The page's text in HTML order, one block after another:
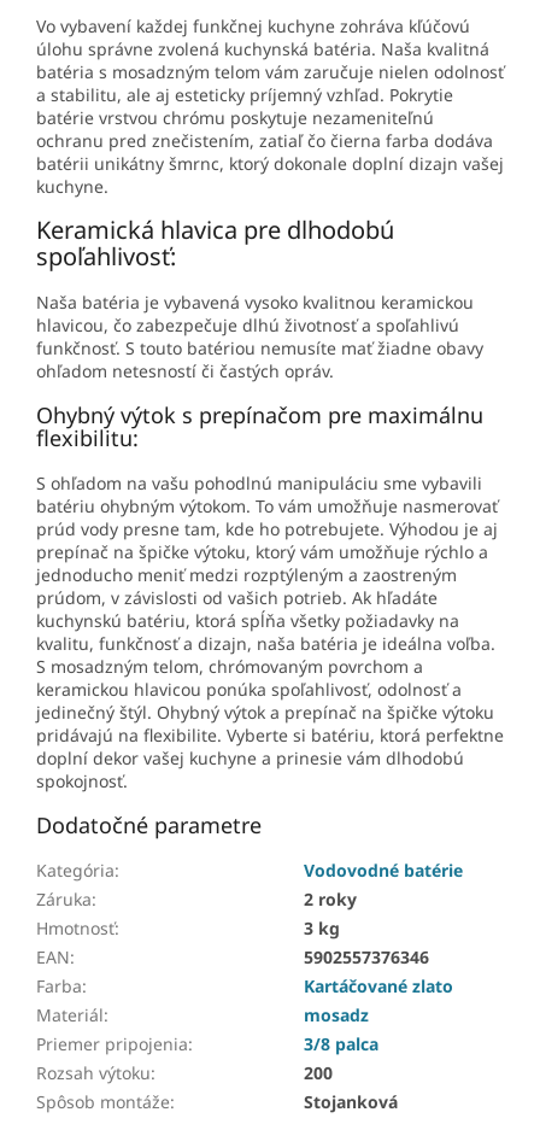
Vo vybavení každej funkčnej kuchyne zohráva kľúčovú
úlohu správne zvolená kuchynská batéria. Naša kvalitná
batéria s mosadzným telom vám zaručuje nielen odolnosť
a stabilitu, ale aj esteticky príjemný vzhľad. Pokrytie
batérie vrstvou chrómu poskytuje nezameniteľnú
ochranu pred znečistením, zatiaľ čo čierna farba dodáva
batérii unikátny šmrnc, ktorý dokonale doplní dizajn vašej
kuchyne.
Keramická hlavica pre dlhodobú
spoľahlivosť:
Naša batéria je vybavená vysoko kvalitnou keramickou
hlavicou, čo zabezpečuje dlhú životnosť a spoľahlivú
funkčnosť. S touto batériou nemusíte mať žiadne obavy
ohľadom netesností či častých opráv.
Ohybný výtok s prepínačom pre maximálnu
flexibilitu:
S ohľadom na vašu pohodlnú manipuláciu sme vybavili
batériu ohybným výtokom. To vám umožňuje nasmerovať
prúd vody presne tam, kde ho potrebujete. Výhodou je aj
prepínač na špičke výtoku, ktorý vám umožňuje rýchlo a
jednoducho meniť medzi rozptýleným a zaostreným
prúdom, v závislosti od vašich potrieb. Ak hľadáte
kuchynskú batériu, ktorá spĺňa všetky požiadavky na
kvalitu, funkčnosť a dizajn, naša batéria je ideálna voľba.
S mosadzným telom, chrómovaným povrchom a
keramickou hlavicou ponúka spoľahlivosť, odolnosť a
jedinečný štýl. Ohybný výtok a prepínač na špičke výtoku
pridávajú na flexibilite. Vyberte si batériu, ktorá perfektne
doplní dekor vašej kuchyne a prinesie vám dlhodobú
spokojnosť.
Dodatočné parametre
Kategória:
Vodovodné batérie
Záruka:
2 roky
Hmotnosť:
3 kg
EAN:
5902557376346
Farba:
Kartáčované zlato
Materiál:
mosadz
Priemer pripojenia:
3/8 palca
Rozsah výtoku:
200
Spôsob montáže:
Stojanková